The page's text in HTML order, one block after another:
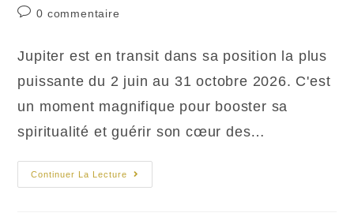
publication :
category:
Commentaires
publication :
0 commentaire
Jupiter est en transit dans sa position la plus
puissante du 2 juin au 31 octobre 2026. C'est
un moment magnifique pour booster sa
spiritualité et guérir son cœur des…
Continuer La Lecture
Jupiter
En